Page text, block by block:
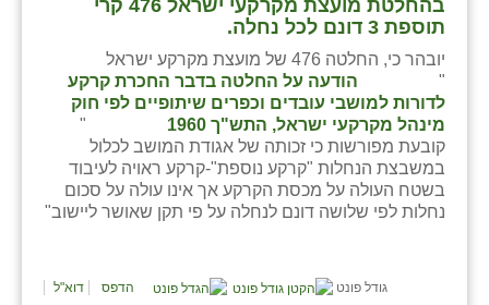
בהחלטת מועצת מקרקעי ישראל 476 קרי
תוספת 3 דונם לכל נחלה.
יובהר כי, החלטה 476 של מועצת מקרקע ישראל
"
הודעה על החלטה בדבר החכרת קרקע
לדורות למושבי עובדים וכפרים שיתופיים לפי חוק
מינהל מקרקעי ישראל, התש"ך 1960
"
קובעת מפורשות כי זכותה של אגודת המושב לכלול
במשבצת הנחלות "קרקע נוספת"-קרקע ראויה לעיבוד
בשטח העולה על מכסת הקרקע אך אינו עולה על סכום
נחלות לפי שלושה דונם לנחלה על פי תקן שאושר ליישוב"
גודל פונט הדפס דוא"ל